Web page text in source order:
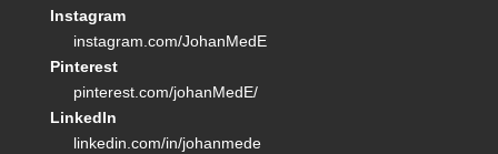
Instagram
instagram.com/JohanMedE
Pinterest
pinterest.com/johanMedE/
LinkedIn
linkedin.com/in/johanmede